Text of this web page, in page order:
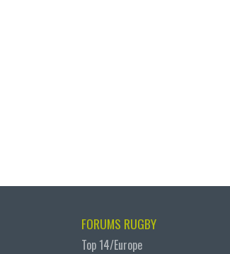
FORUMS RUGBY
Top 14/Europe